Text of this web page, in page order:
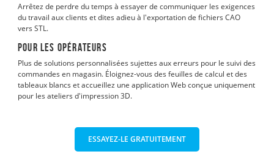
Arrêtez de perdre du temps à essayer de communiquer les exigences
du travail aux clients et dites adieu à l'exportation de fichiers CAO
vers STL.
Pour les opérateurs
Plus de solutions personnalisées sujettes aux erreurs pour le suivi des
commandes en magasin. Éloignez-vous des feuilles de calcul et des
tableaux blancs et accueillez une application Web conçue uniquement
pour les ateliers d'impression 3D.
ESSAYEZ-LE GRATUITEMENT